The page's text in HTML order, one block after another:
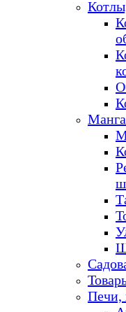
Печи,